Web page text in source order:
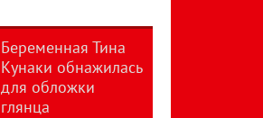
Беременная Тина
Кунаки обнажилась
для обложки
глянца